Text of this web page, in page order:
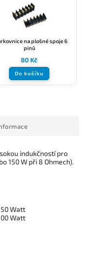
na plošné spoje 6
pinů
80 Kč
Do košíku
indukčností pro
150 W při 8 Ohmech).
Watt
Watt